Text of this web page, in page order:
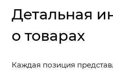
Детальная
о товарах
Каждая позиция